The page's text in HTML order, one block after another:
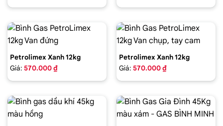
Petrolimex Xanh 12kg
Giá: 570.000 ₫
Petrolimex Xanh 12kg
Giá: 570.000 ₫